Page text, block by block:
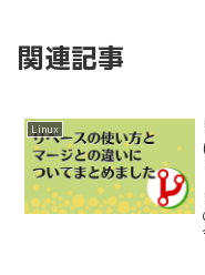
関連記事
Linux